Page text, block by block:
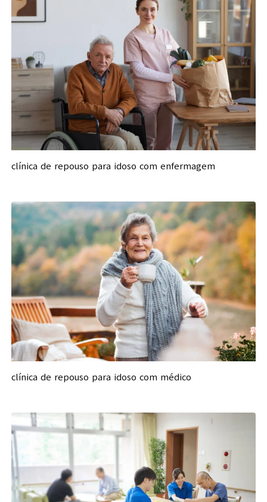
clínica de repouso para idoso com enfermagem
clínica de repouso para idoso com médico